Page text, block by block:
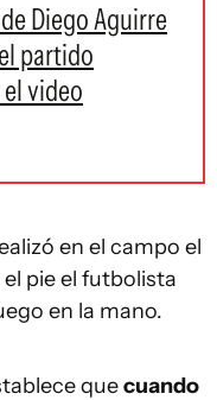
Diego Aguirre
partido
video
en el campo el
pie el futbolista
en la mano.
quecuando